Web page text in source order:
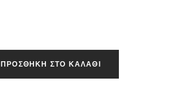
ΠΡΟΣΘΉΚΗ ΣΤΟ ΚΑΛΆΘΙ